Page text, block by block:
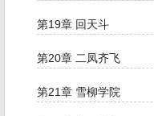
第19章 回天斗
第20章 二凤齐飞
第21章 雪柳学院